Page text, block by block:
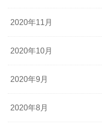
2020年11月
2020年10月
2020年9月
2020年8月